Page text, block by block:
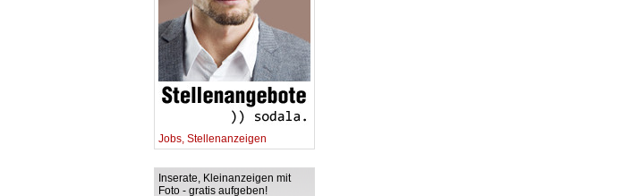
Jobs, Stellenanzeigen
Inserate, Kleinanzeigen mit
Foto - gratis aufgeben!